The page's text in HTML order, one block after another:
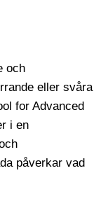
och
eller svåra
for Advanced
i en
påverkar vad